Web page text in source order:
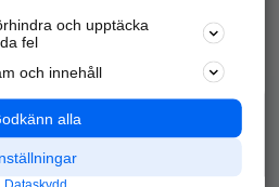
Populära sökningar
Annonsera
Integritet
Nödnummer
och upptäcka
fel
och innehåll
alla
Dataskydd